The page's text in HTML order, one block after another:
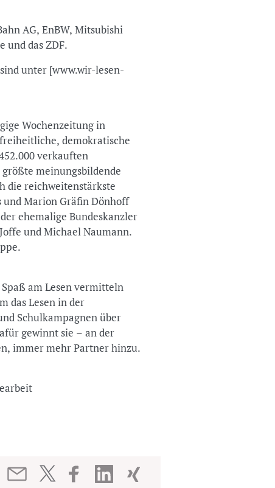
AG, EnBW, Mitsubishi
und das ZDF.
unter [www.wir-lesen-
Wochenzeitung in
demokratische
verkauften
meinungsbildende
die reichweitenstärkste
und Marion Gräfin Dönhoff
ehemalige Bundeskanzler
und Michael Naumann.
am Lesen vermitteln
das Lesen in der
Schulkampagnen über
gewinnt sie – an der
immer mehr Partner hinzu.